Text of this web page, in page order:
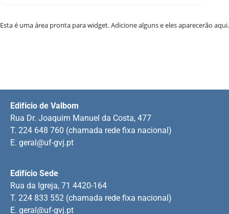
Esta é uma área pronta para widget. Adicione alguns e eles aparecerão aqui.
Edifício Sede
Rua da Igreja, 71 4420-164
T. 224 833 552 (chamada rede fixa nacional)
E. geral@uf-gvj.pt
Edifício de Valbom
Rua Dr. Joaquim Manuel da Costa, 477
T. 224 648 760 (chamada rede fixa nacional)
E. geral@uf-gvj.pt